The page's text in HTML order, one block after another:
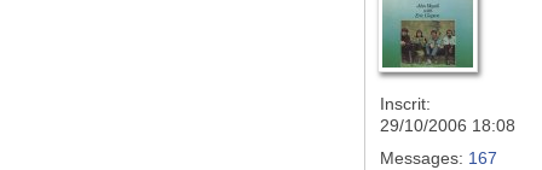
Inscrit:
29/10/2006 18:08
Messages: 167